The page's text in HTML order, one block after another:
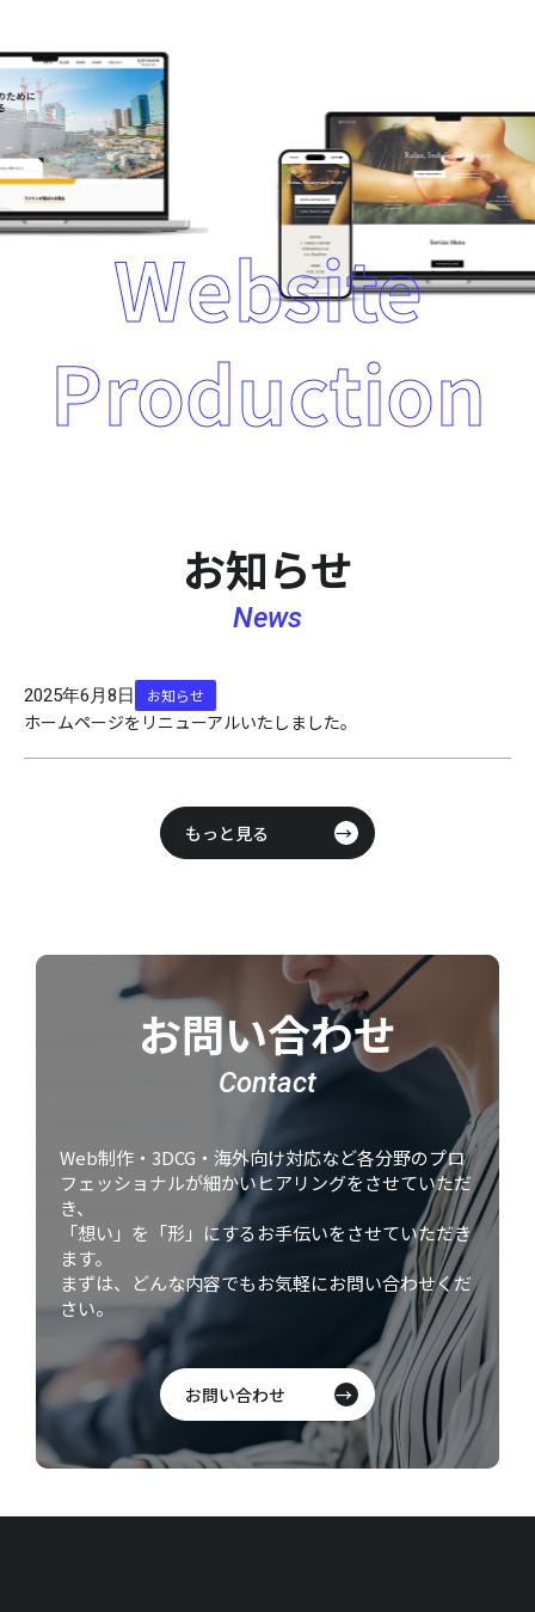
Website
Production
お知らせ
News
2025年6月8日 お知らせ
ホームページをリニューアルいたしました。
もっと見る
お問い合わせ
Contact
Web制作・3DCG・海外向け対応など各分野のプロ
フェッショナルが細かいヒアリングをさせていただ
き、
「想い」を「形」にするお手伝いをさせていただき
ます。
まずは、どんな内容でもお気軽にお問い合わせくだ
さい。
お問い合わせ